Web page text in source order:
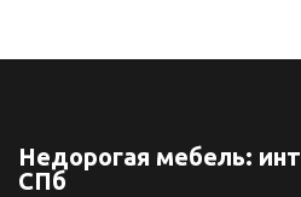
Недорогая мебель:
СПб